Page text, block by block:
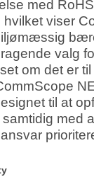
med
viser
valg
om det er
til at
med